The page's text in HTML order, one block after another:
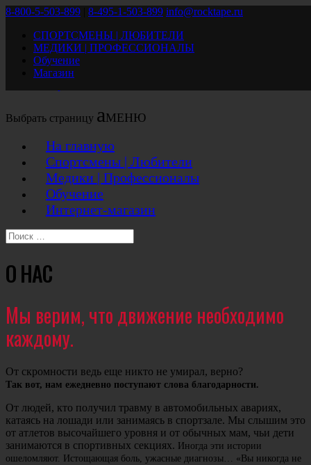
8-800-5-503-899 8-495-1-503-899 info@rocktape.ru
СПОРТСМЕНЫ | ЛЮБИТЕЛИ
МЕДИКИ | ПРОФЕССИОНАЛЫ
Обучение
Магазин
На главную
Спортсмены | Любители
Медики | Профессионалы
Обучение
Выбрать страницу
На главную
Спортсмены | Любители
Медики | Профессионалы
Обучение
Интернет-магазин
О НАС
Мы верим, что движение необходимо
каждому.
От скромности ведь еще никто не умирал, верно?
Так вот, нам ежедневно поступают слова благодарности.
От людей, кто получил травму в автомобильных авариях,
катаясь на лошади или занимаясь в спортзале. Мы слышим это
от атлетов высочайшего уровня и от обычных мам, чьи дети
занимаются в спортивных секциях. Иногда эти истории
ошеломляют. Истощающая боль, ужасные диагнозы… «Вы никогда не